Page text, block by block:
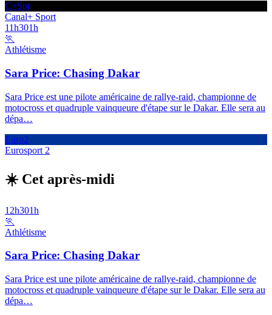
C+Spt
Canal+ Sport
11h301h
🏃
Athlétisme
Sara Price: Chasing Dakar
Sara Price est une pilote américaine de rallye-raid, championne de
motocross et quadruple vainqueure d'étape sur le Dakar. Elle sera au
dépa…
Euro2
Eurosport 2
☀️ Cet après-midi
12h301h
🏃
Athlétisme
Sara Price: Chasing Dakar
Sara Price est une pilote américaine de rallye-raid, championne de
motocross et quadruple vainqueure d'étape sur le Dakar. Elle sera au
dépa…